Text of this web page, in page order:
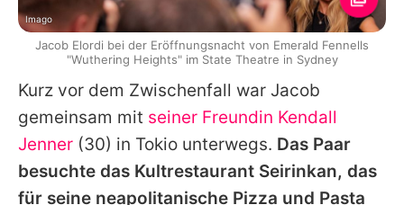
Kurz vor dem Zwischenfall war Jacob
gemeinsam mit seiner Freundin Kendall
Jenner (30) in Tokio unterwegs. Das Paar
besuchte das Kultrestaurant Seirinkan, das
für seine neapolitanische Pizza und Pasta
Imago
Jacob Elordi bei der Eröffnungsnacht von Emerald Fennells
"Wuthering Heights" im State Theatre in Sydney